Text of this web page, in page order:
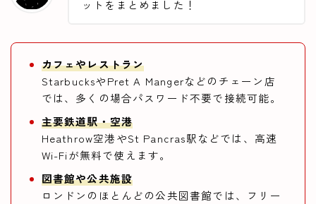
ットをまとめました！
カフェやレストラン
StarbucksやPret A Mangerなどのチェーン店
では、多くの場合パスワード不要で接続可能。
主要鉄道駅・空港
Heathrow空港やSt Pancras駅などでは、高速
Wi-Fiが無料で使えます。
図書館や公共施設
ロンドンのほとんどの公共図書館では、フリー